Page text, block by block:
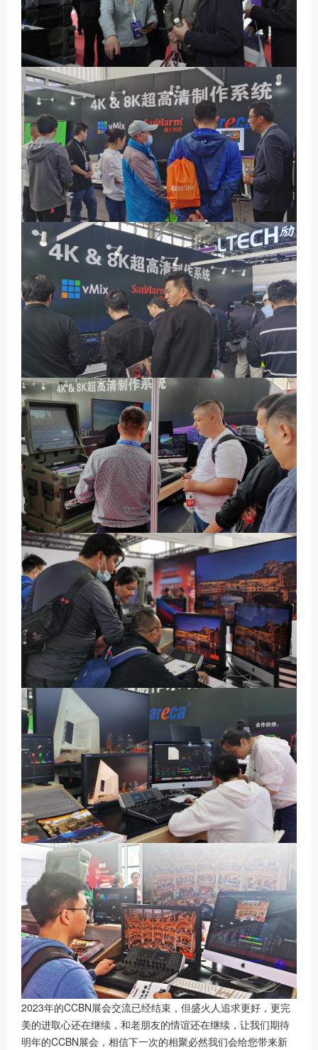
2023年的CCBN展会交流已经结束，但盛火人追求更好，更完
美的进取心还在继续，和老朋友的情谊还在继续，让我们期待
明年的CCBN展会，相信下一次的相聚必然我们会给您带来新